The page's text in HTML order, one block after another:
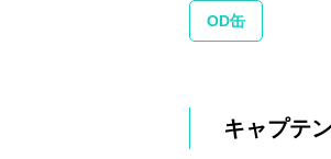
OD缶
キャプテ